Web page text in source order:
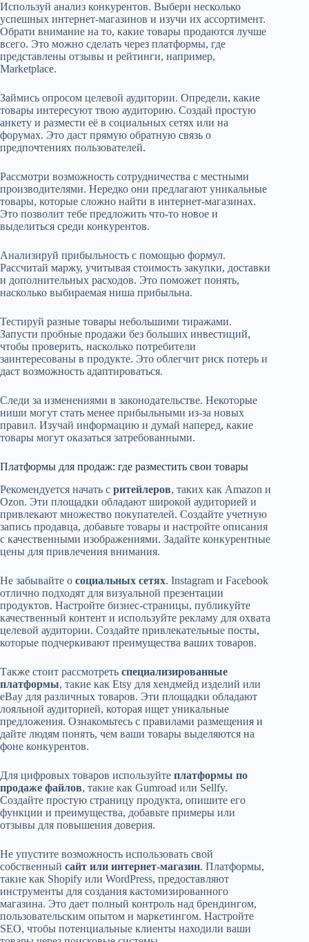
Используй анализ конкурентов. Выбери несколько
успешных интернет-магазинов и изучи их ассортимент.
Обрати внимание на то, какие товары продаются лучше
всего. Это можно сделать через платформы, где
представлены отзывы и рейтинги, например,
Marketplace.
Займись опросом целевой аудитории. Определи, какие
товары интересуют твою аудиторию. Создай простую
анкету и размести её в социальных сетях или на
форумах. Это даст прямую обратную связь о
предпочтениях пользователей.
Рассмотри возможность сотрудничества с местными
производителями. Нередко они предлагают уникальные
товары, которые сложно найти в интернет-магазинах.
Это позволит тебе предложить что-то новое и
выделиться среди конкурентов.
Анализируй прибыльность с помощью формул.
Рассчитай маржу, учитывая стоимость закупки, доставки
и дополнительных расходов. Это поможет понять,
насколько выбираемая ниша прибыльна.
Тестируй разные товары небольшими тиражами.
Запусти пробные продажи без больших инвестиций,
чтобы проверить, насколько потребители
заинтересованы в продукте. Это облегчит риск потерь и
даст возможность адаптироваться.
Следи за изменениями в законодательстве. Некоторые
ниши могут стать менее прибыльными из-за новых
правил. Изучай информацию и думай наперед, какие
товары могут оказаться затребованными.
Платформы для продаж: где разместить свои товары
Рекомендуется начать с ритейлеров, таких как Amazon и
Ozon. Эти площадки обладают широкой аудиторией и
привлекают множество покупателей. Создайте учетную
запись продавца, добавьте товары и настройте описания
с качественными изображениями. Задайте конкурентные
цены для привлечения внимания.
Не забывайте о социальных сетях. Instagram и Facebook
отлично подходят для визуальной презентации
продуктов. Настройте бизнес-страницы, публикуйте
качественный контент и используйте рекламу для охвата
целевой аудитории. Создайте привлекательные посты,
которые подчеркивают преимущества ваших товаров.
Также стоит рассмотреть специализированные
платформы, такие как Etsy для хендмейд изделий или
eBay для различных товаров. Эти площадки обладают
лояльной аудиторией, которая ищет уникальные
предложения. Ознакомьтесь с правилами размещения и
дайте людям понять, чем ваши товары выделяются на
фоне конкурентов.
Для цифровых товаров используйте платформы по
продаже файлов, такие как Gumroad или Sellfy.
Создайте простую страницу продукта, опишите его
функции и преимущества, добавьте примеры или
отзывы для повышения доверия.
Не упустите возможность использовать свой
собственный сайт или интернет-магазин. Платформы,
такие как Shopify или WordPress, предоставляют
инструменты для создания кастомизированного
магазина. Это дает полный контроль над брендингом,
пользовательским опытом и маркетингом. Настройте
SEO, чтобы потенциальные клиенты находили ваши